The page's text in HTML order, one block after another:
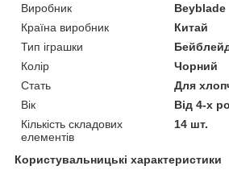
Виробник
Beyblade
Країна виробник
Китай
Тип іграшки
Колір
Чорний
Стать
Для
Вік
Від 4-х
Кількість складових
елементів
14 шт.
Користувальницькі характеристики